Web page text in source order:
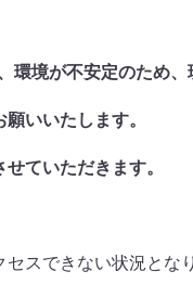
境が不安定のため、
いいたします。
ていただきます。
スできない状況とな